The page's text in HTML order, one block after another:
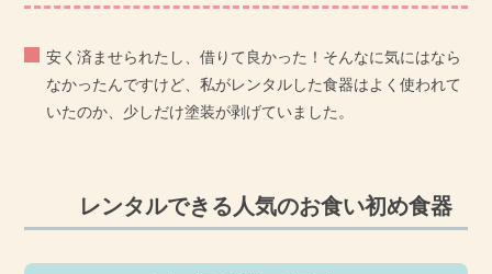
安く済ませられたし、借りて良かった！そんなに気にはなら
なかったんですけど、私がレンタルした食器はよく使われて
いたのか、少しだけ塗装が剥げていました。
レンタルできる人気のお食い初め食器